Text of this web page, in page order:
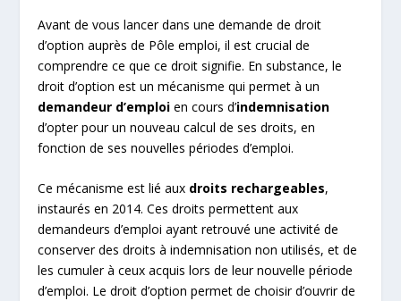
Avant de vous lancer dans une demande de droit
d’option auprès de Pôle emploi, il est crucial de
comprendre ce que ce droit signifie. En substance, le
droit d’option est un mécanisme qui permet à un
demandeur d’emploi en cours d’indemnisation
d’opter pour un nouveau calcul de ses droits, en
fonction de ses nouvelles périodes d’emploi.
Ce mécanisme est lié aux droits rechargeables,
instaurés en 2014. Ces droits permettent aux
demandeurs d’emploi ayant retrouvé une activité de
conserver des droits à indemnisation non utilisés, et de
les cumuler à ceux acquis lors de leur nouvelle période
d’emploi. Le droit d’option permet de choisir d’ouvrir de